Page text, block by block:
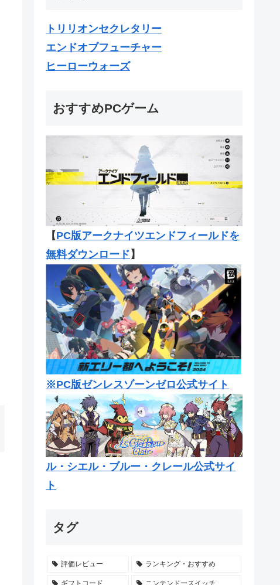
トリリオンセクレタリー
エンドオブフューチャー
ヒーローウォーズ
おすすめPCゲーム
【PC版アークナイツエンドフィールドを
無料ダウンロード 】
※PC版ゼンレスゾーンゼロ公式サイト
ル・シエル・ブルー・クレール公式サイ
ト
タグ
評価レビュー ランキング・おすすめ
ギフトコード ニンテンドースイッチ